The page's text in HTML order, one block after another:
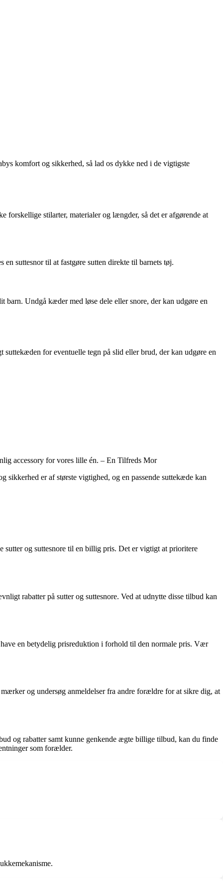
komfort og sikkerhed, så lad os dykke ned i de vigtigste
forskellige stilarter, materialer og længder, så det er afgørende at
suttesnor til at fastgøre sutten direkte til barnets tøj.
Undgå kæder med løse dele eller snore, der kan udgøre en
for eventuelle tegn på slid eller brud, der kan udgøre en
accessory for vores lille én. – En Tilfreds Mor
er af største vigtighed, og en passende suttekæde kan
og suttesnore til en billig pris. Det er vigtigt at prioritere
rabatter på sutter og suttesnore. Ved at udnytte disse tilbud kan
en betydelig prisreduktion i forhold til den normale pris. Vær
og undersøg anmeldelser fra andre forældre for at sikre dig, at
og rabatter samt kunne genkende ægte billige tilbud, kan du finde
som forælder.